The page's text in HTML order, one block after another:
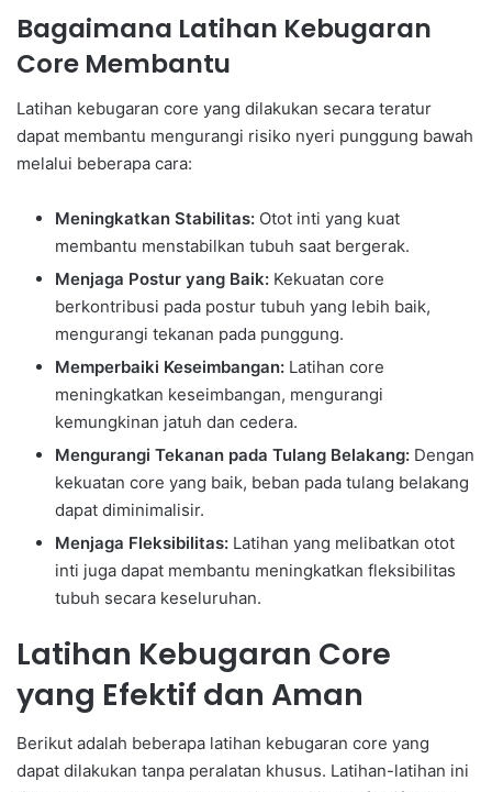
Bagaimana Latihan Kebugaran
Core Membantu
Latihan kebugaran core yang dilakukan secara teratur
dapat membantu mengurangi risiko nyeri punggung bawah
melalui beberapa cara:
Meningkatkan Stabilitas: Otot inti yang kuat
membantu menstabilkan tubuh saat bergerak.
Menjaga Postur yang Baik: Kekuatan core
berkontribusi pada postur tubuh yang lebih baik,
mengurangi tekanan pada punggung.
Memperbaiki Keseimbangan: Latihan core
meningkatkan keseimbangan, mengurangi
kemungkinan jatuh dan cedera.
Mengurangi Tekanan pada Tulang Belakang: Dengan
kekuatan core yang baik, beban pada tulang belakang
dapat diminimalisir.
Menjaga Fleksibilitas: Latihan yang melibatkan otot
inti juga dapat membantu meningkatkan fleksibilitas
tubuh secara keseluruhan.
Latihan Kebugaran Core
yang Efektif dan Aman
Berikut adalah beberapa latihan kebugaran core yang
dapat dilakukan tanpa peralatan khusus. Latihan-latihan ini